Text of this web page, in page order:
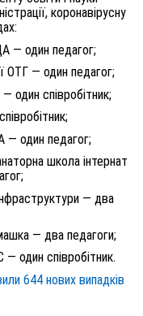
коронавірусну
— один педагог;
ОТГ — один педагог;
один співробітник;
— один педагог;
школа інтернат
— два
— два педагоги;
один співробітник.
644 нових випадків